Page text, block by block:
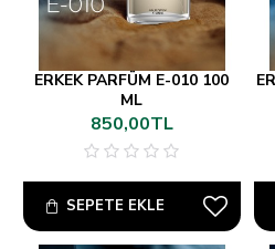
ERKEK PARFÜM E-010 100
ML
850,00TL
SEPETE EKLE